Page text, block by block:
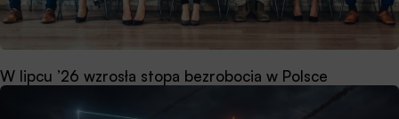
W lipcu ’26 wzrosła stopa bezrobocia w Polsce